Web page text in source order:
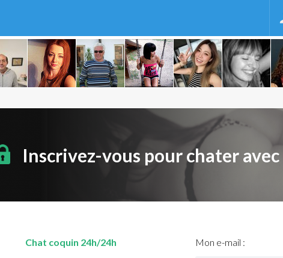
Inscrivez-vous pour chater avec
Chat coquin 24h/24h
Mon e-mail :